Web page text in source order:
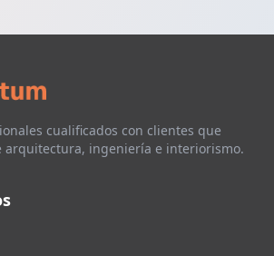
cualificados con clientes que
arquitectura, ingeniería e interiorismo.